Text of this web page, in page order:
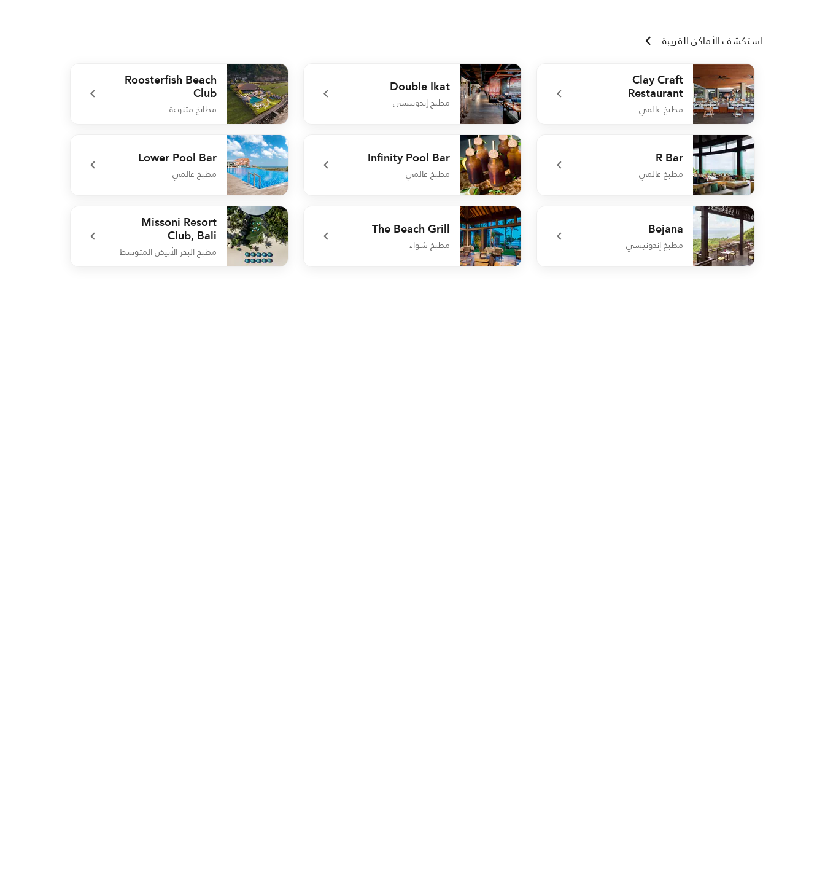
استكشف الأماكن القريبة
Clay Craft
Restaurant
مطبخ عالمي
undefined Clay Craft Restaurant
Double Ikat
مطبخ إندونيسي
undefined Double Ikat
Roosterfish Beach
Club
مطابخ متنوعة
undefined Roosterfish Beach Club
R Bar
مطبخ عالمي
undefined R Bar
Infinity Pool Bar
مطبخ عالمي
undefined Infinity Pool Bar
Lower Pool Bar
مطبخ عالمي
undefined Lower Pool Bar
Bejana
مطبخ إندونيسي
The Beach Grill
مطبخ شواء
Missoni Resort
Club, Bali
مطبخ البحر الأبيض المتوسط